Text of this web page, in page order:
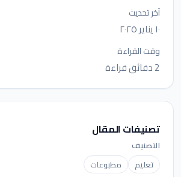
آخر تحديث
١٠ يناير ٢٠٢٥
وقت القراءة
2 دقائق قراءة
تصنيفات المقال
التصنيف
تعليم
مطبوعات